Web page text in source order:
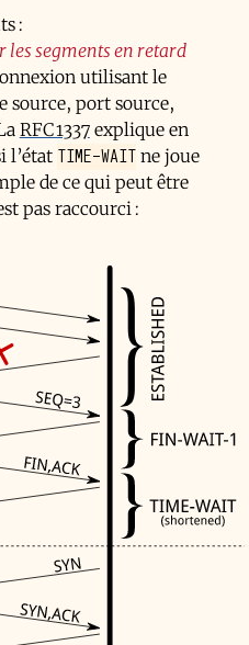
:
les segments en retard
utilisant le
source, port source,
RFC 1337explique en
l’état TIME-WAITne joue
de ce qui peut être
pas raccourci :